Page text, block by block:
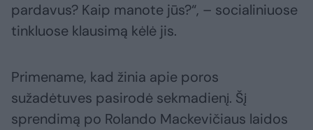
pardavus? Kaip manote jūs?“, – socialiniuose
tinkluose klausimą kėlė jis.
Primename, kad žinia apie poros
sužadėtuves pasirodė sekmadienį. Šį
sprendimą po Rolando Mackevičiaus laidos